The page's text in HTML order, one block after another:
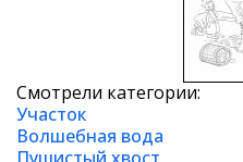
Смотрели категории:
Участок
Волшебная вода